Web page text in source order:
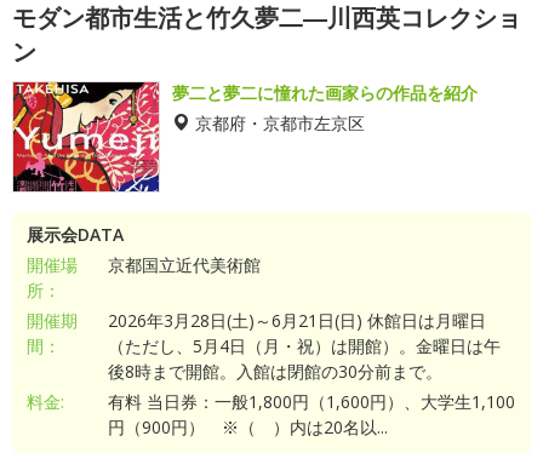
モダン都市生活と竹久夢二―川西英コレクショ
ン
夢二と夢二に憧れた画家らの作品を紹介
京都府・京都市左京区
展示会DATA
開催場
所：
京都国立近代美術館
開催期
間：
2026年3月28日(土)～6月21日(日) 休館日は月曜日
（ただし、5月4日（月・祝）は開館）。金曜日は午
後8時まで開館。入館は閉館の30分前まで。
料金:
有料 当日券：一般1,800円（1,600円）、大学生1,100
円（900円） ※（ ）内は20名以...